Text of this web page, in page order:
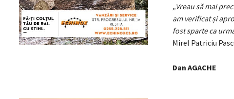
„Vreau să mai
am verificat și
fost sparte ca
Mirel Patriciu
Dan AGACHE